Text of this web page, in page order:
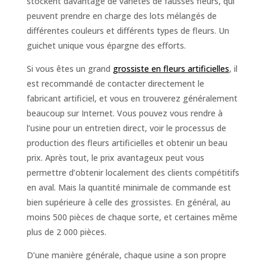
peuvent prendre en charge des lots mélangés de
différentes couleurs et différents types de fleurs. Un
guichet unique vous épargne des efforts.
Si vous êtes un grand grossiste en fleurs artificielles, il
est recommandé de contacter directement le
fabricant artificiel, et vous en trouverez généralement
beaucoup sur Internet. Vous pouvez vous rendre à
l’usine pour un entretien direct, voir le processus de
production des fleurs artificielles et obtenir un beau
prix. Après tout, le prix avantageux peut vous
permettre d’obtenir localement des clients compétitifs
en aval. Mais la quantité minimale de commande est
bien supérieure à celle des grossistes. En général, au
moins 500 pièces de chaque sorte, et certaines même
plus de 2 000 pièces.
D’une manière générale, chaque usine a son propre